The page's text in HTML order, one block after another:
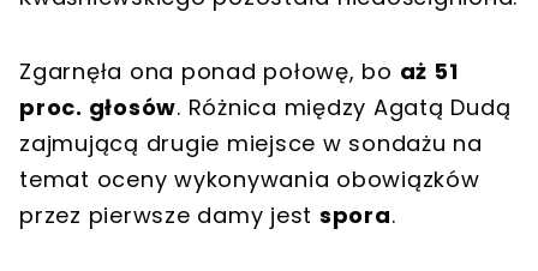
Zgarnęła ona ponad połowę, bo aż 51
proc. głosów. Różnica między Agatą Dudą
zajmującą drugie miejsce w sondażu na
temat oceny wykonywania obowiązków
przez pierwsze damy jest spora.